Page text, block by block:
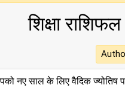
शिक्षा
नए साल के लिए वैदिक ज्योतिष